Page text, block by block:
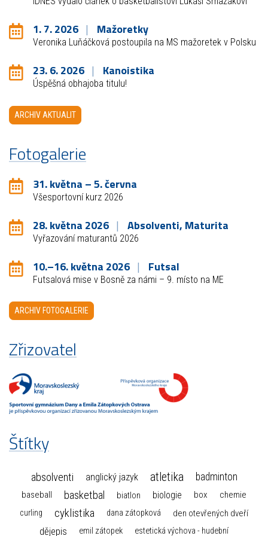
1. 7. 2026 Mažoretky
Veronika Luňáčková postoupila na MS mažoretek v Polsku
23. 6. 2026 Kanoistika
Úspěšná obhajoba titulu!
ARCHIV AKTUALIT
Fotogalerie
31. května – 5. června
Všesportovní kurz 2026
28. května 2026 Absolventi, Maturita
Vyřazování maturantů 2026
10.–16. května 2026 Futsal
Futsalová mise v Bosně za námi – 9. místo na ME
ARCHIV FOTOGALERIE
Zřizovatel
Štítky
absolventi anglický jazyk atletika badminton
baseball basketbal biatlon biologie box chemie
curling cyklistika dana zátopková den otevřených dveří
dějepis emil zátopek estetická výchova - hudební